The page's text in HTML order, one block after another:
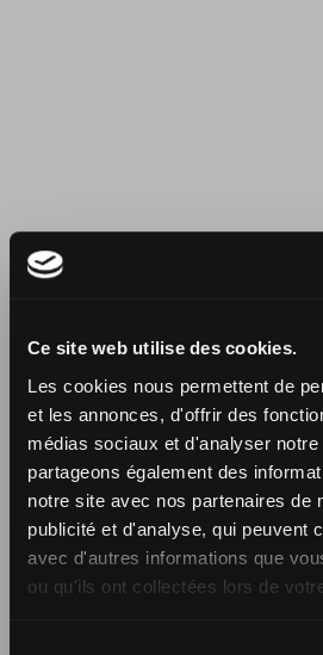
Ce site web utilise des cookies.
Les cookies nous permettent de
et les annonces, d'offrir des
médias sociaux et d'analyser
partageons également des
notre site avec nos partenaires de
publicité et d'analyse, qui peuvent
avec d'autres informations que
ou qu'ils ont collectées lors de
Design